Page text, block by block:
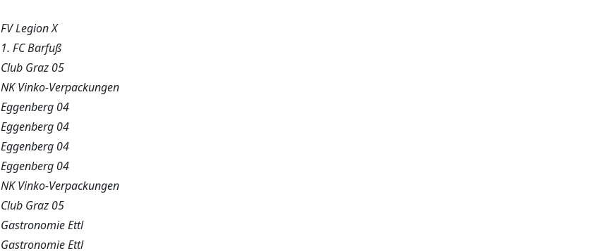
FV Legion X
1. FC Barfuß
Club Graz 05
NK Vinko-Verpackungen
Eggenberg 04
Eggenberg 04
Eggenberg 04
Eggenberg 04
NK Vinko-Verpackungen
Club Graz 05
Gastronomie Ettl
Gastronomie Ettl